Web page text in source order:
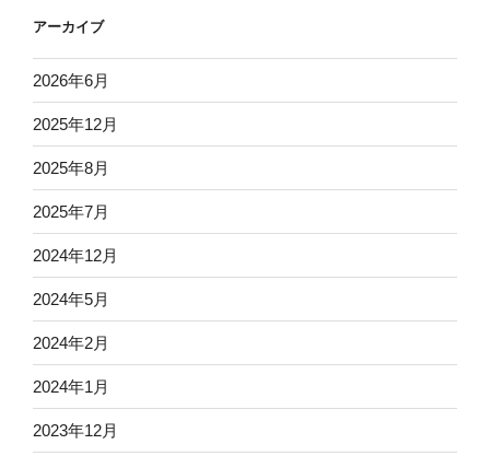
アーカイブ
2026年6月
2025年12月
2025年8月
2025年7月
2024年12月
2024年5月
2024年2月
2024年1月
2023年12月